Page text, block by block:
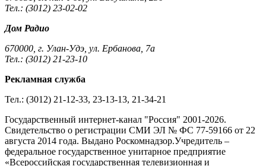
Тел.: (3012) 23-02-02
Дом Радио
670000, г. Улан-Удэ, ул. Ербанова, 7а
Тел.: (3012) 21-23-10
Рекламная служба
Тел.: (3012) 21-12-33, 23-13-13, 21-34-21
Государственный интернет-канал "Россия" 2001-2026.
Cвидетельство о регистрации СМИ ЭЛ № ФС 77-59166 от 22
августа 2014 года. Выдано Роскомнадзор.Учредитель –
федеральное государственное унитарное предприятие
«Всероссийская государственная телевизионная и